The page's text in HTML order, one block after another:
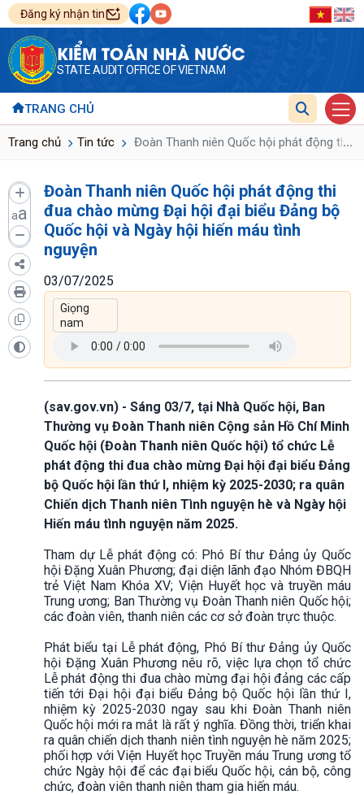
Đăng ký nhận tin
KIỂM TOÁN NHÀ NƯỚC
STATE AUDIT OFFICE OF VIETNAM
TRANG CHỦ
Trang chủ Tin tức Đoàn Thanh niên Quốc hội phát động thi...
aa
Đoàn Thanh niên Quốc hội phát động thi
đua chào mừng Đại hội đại biểu Đảng bộ
Quốc hội và Ngày hội hiến máu tình
nguyện
03/07/2025
(sav.gov.vn) - Sáng 03/7, tại Nhà Quốc hội, Ban
Thường vụ Đoàn Thanh niên Cộng sản Hồ Chí Minh
Quốc hội (Đoàn Thanh niên Quốc hội) tổ chức Lễ
phát động thi đua chào mừng Đại hội đại biểu Đảng
bộ Quốc hội lần thứ I, nhiệm kỳ 2025-2030; ra quân
Chiến dịch Thanh niên Tình nguyện hè và Ngày hội
Hiến máu tình nguyện năm 2025.
Tham dự Lễ phát động có: Phó Bí thư Đảng ủy Quốc
hội Đặng Xuân Phương; đại diện lãnh đạo Nhóm ĐBQH
trẻ Việt Nam Khóa XV; Viện Huyết học và truyền máu
Trung ương; Ban Thường vụ Đoàn Thanh niên Quốc hội;
các đoàn viên, thanh niên các cơ sở đoàn trực thuộc.
Phát biểu tại Lễ phát động, Phó Bí thư Đảng ủy Quốc
hội Đặng Xuân Phương nêu rõ, việc lựa chọn tổ chức
Lễ phát động thi đua chào mừng đại hội đảng các cấp
tiến tới Đại hội đại biểu Đảng bộ Quốc hội lần thứ I,
nhiệm kỳ 2025-2030 ngay sau khi Đoàn Thanh niên
Quốc hội mới ra mắt là rất ý nghĩa. Đồng thời, triển khai
ra quân chiến dịch thanh niên tình nguyện hè năm 2025;
phối hợp với Viện Huyết học Truyền máu Trung ương tổ
chức Ngày hội để các đại biểu Quốc hội, cán bộ, công
chức, đoàn viên thanh niên tham gia hiến máu.